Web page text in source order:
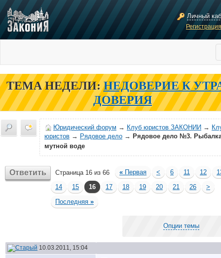
Личный
ТЕМА НЕДЕЛИ: НЕДОВЕРИЕ К
ДОВЕРИЯ
Юридический форум → Клуб юристов ЗАКОНИИ →
юристов → Рядовое дело → Рядовое дело №3.
мутной воде
Ответить Страница 16 из 66 « Первая < 6 11 12
14
15 16 17 18 19 20 21 26
>
Последняя »
Опции темы
10.03.2011, 15:04